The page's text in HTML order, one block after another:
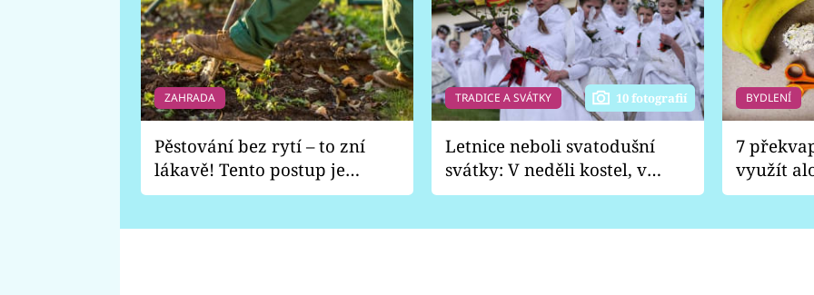
ZAHRADA
Pěstování bez rytí – to zní
lákavě! Tento postup je
vhodný jen pro některé
TRADICE A SVÁTKY 10 fotografií
Letnice neboli svatodušní
svátky: V neděli kostel, v
pondělí zábava
BYDLENÍ
7
využít